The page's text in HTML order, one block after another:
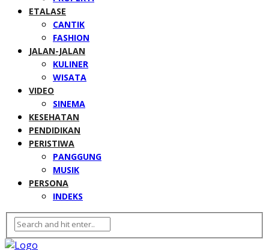
ETALASE
CANTIK
FASHION
JALAN-JALAN
KULINER
WISATA
VIDEO
SINEMA
KESEHATAN
PENDIDIKAN
PERISTIWA
PANGGUNG
MUSIK
PERSONA
INDEKS